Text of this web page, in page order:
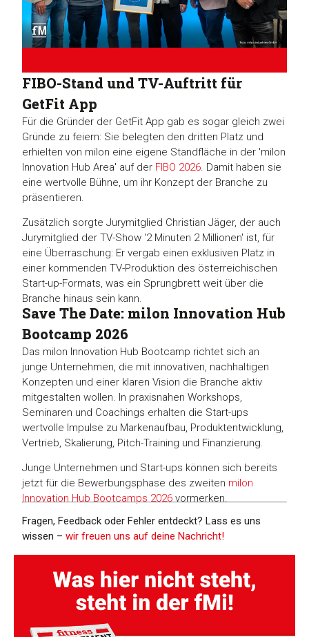
FIBO-Stand und TV-Auftritt für
GetFit App
Für die Gründer der GetFit App gab es sogar gleich zwei
Gründe zu feiern: Sie belegten den dritten Platz und
erhielten von milon eine eigene Standfläche in der 'milon
Innovation Hub Area' auf der FIBO 2026. Damit haben sie
eine wertvolle Bühne, um ihr Konzept der Branche zu
präsentieren.
Zusätzlich sorgte Jurymitglied Christian Jäger, der auch
Jurymitglied der TV-Show '2 Minuten 2 Millionen' ist, für
eine Überraschung: Er vergab einen exklusiven Platz in
einer kommenden TV-Produktion des österreichischen
Start-up-Formats, was ein Sprungbrett weit über die
Branche hinaus sein kann.
Save The Date: milon Innovation Hub
Bootcamp 2026
Das milon Innovation Hub Bootcamp richtet sich an
junge Unternehmen, die mit innovativen, nachhaltigen
Konzepten und einer klaren Vision die Branche aktiv
mitgestalten wollen. In praxisnahen Workshops,
Seminaren und Coachings erhalten die Start-ups
wertvolle Impulse zu Markenaufbau, Produktentwicklung,
Vertrieb, Skalierung, Pitch-Training und Finanzierung.
Junge Unternehmen und Start-ups können sich bereits
jetzt für die Bewerbungsphase des zweiten milon
Innovation Hub Bootcamps 2026 vormerken.
Fragen, Feedback oder Fehler entdeckt? Lass es uns
wissen –wir freuen uns auf deine Nachricht!